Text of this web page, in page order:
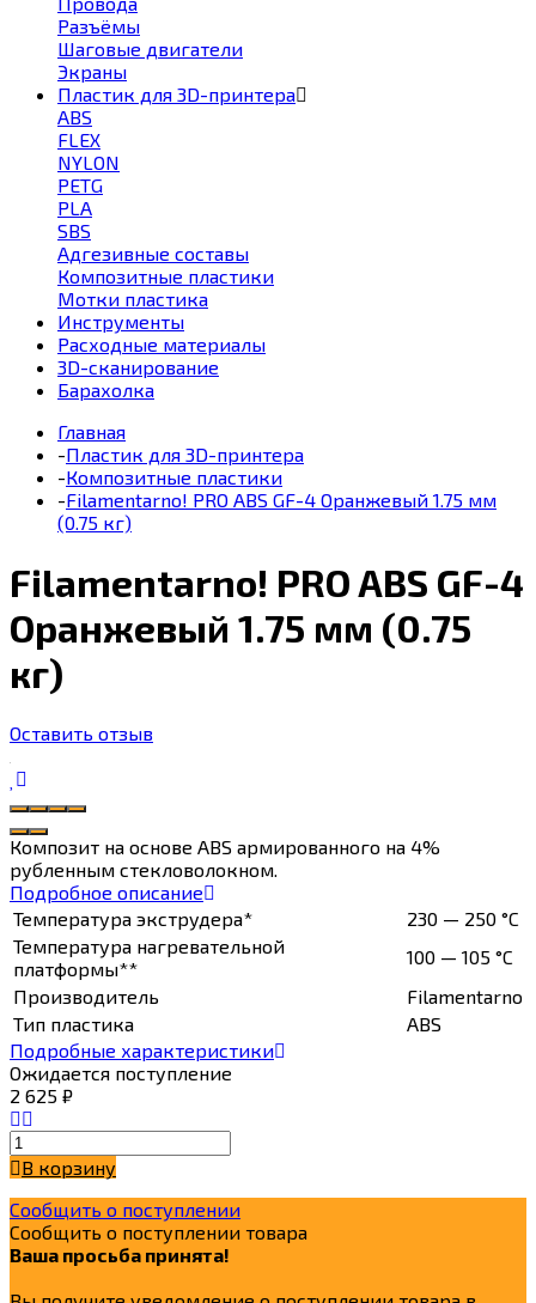
Разъёмы
Шаговые двигатели
Экраны
Пластик для 3D-принтера
ABS
FLEX
NYLON
PETG
PLA
SBS
Адгезивные составы
Композитные пластики
Мотки пластика
Инструменты
Расходные материалы
3D-сканирование
Барахолка
Главная
-Пластик для 3D-принтера
-Композитные пластики
-Filamentarno! PRO ABS GF-4 Оранжевый 1.75 мм
(0.75 кг)
Filamentarno! PRO ABS GF-4
Оранжевый 1.75 мм (0.75
кг)
Оставить отзыв
Композит на основе ABS армированного на 4%
рубленным стекловолокном.
Подробное описание
Температура экструдера*
230 — 250 °C
Температура нагревательной
платформы**
100 — 105 °C
Производитель
Filamentarno
Тип пластика
ABS
Подробные характеристики
Ожидается поступление
2 625 ₽
В корзину
Сообщить о поступлении
Сообщить о поступлении товара
Ваша просьба принята!